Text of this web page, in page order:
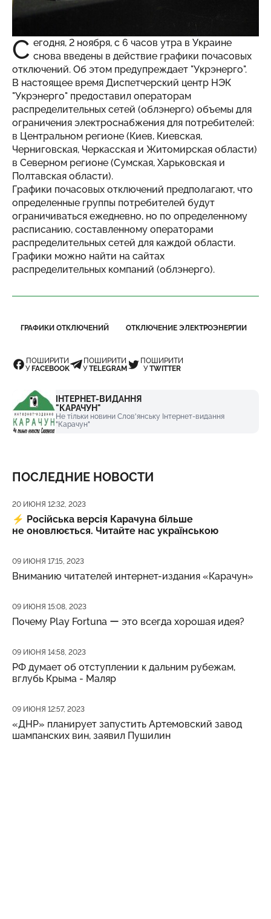
С егодня, 2 ноября, с 6 часов утра в Украине
снова введены в действие графики почасовых
отключений. Об этом предупреждает "Укрэнерго".
В настоящее время Диспетчерский центр НЭК
"Укрэнерго" предоставил операторам
распределительных сетей (облэнерго) объемы для
ограничения электроснабжения для потребителей:
в Центральном регионе (Киев, Киевская,
Черниговская, Черкасская и Житомирская области)
в Северном регионе (Сумская, Харьковская и
Полтавская области).
Графики почасовых отключений предполагают, что
определенные группы потребителей будут
ограничиваться ежедневно, но по определенному
расписанию, составленному операторами
распределительных сетей для каждой области.
Графики можно найти на сайтах
распределительных компаний (облэнерго).
ГРАФИКИ ОТКЛЮЧЕНИЙ ОТКЛЮЧЕНИЕ ЭЛЕКТРОЭНЕРГИИ
ПОШИРИТИ
У FACEBOOK
ПОШИРИТИ
УTELEGRAM
ПОШИРИТИ
УTWITTER
ІНТЕРНЕТ-ВИДАННЯ
"КАРАЧУН"
Не тільки новини Слов'янську Інтернет-видання
"Карачун"
ПОСЛЕДНИЕ НОВОСТИ
Дата публикации
20 ИЮНЯ 12:32, 2023
⚡️ Російська версія Карачуна більше
не оновлюється. Читайте нас українською
Дата публикации
09 ИЮНЯ 17:15, 2023
Вниманию читателей интернет-издания «Карачун»
Дата публикации
09 ИЮНЯ 15:08, 2023
Почему Play Fortuna ー это всегда хорошая идея?
Дата публикации
09 ИЮНЯ 14:58, 2023
РФ думает об отступлении к дальним рубежам,
вглубь Крыма - Маляр
Дата публикации
09 ИЮНЯ 12:57, 2023
«ДНР» планирует запустить Артемовский завод
шампанских вин, заявил Пушилин